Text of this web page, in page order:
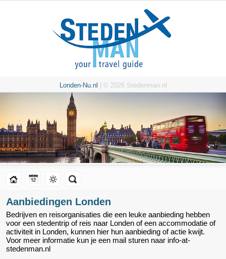
Londen-Nu.nl | © 2026 Stedenman.nl
Aanbiedingen Londen
Bedrijven en reisorganisaties die een leuke aanbieding hebben
voor een stedentrip of reis naar Londen of een accommodatie of
activiteit in Londen, kunnen hier hun aanbieding of actie kwijt.
Voor meer informatie kun je een mail sturen naar info-at-
stedenman.nl